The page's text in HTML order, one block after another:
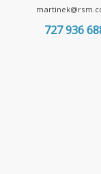
727 936